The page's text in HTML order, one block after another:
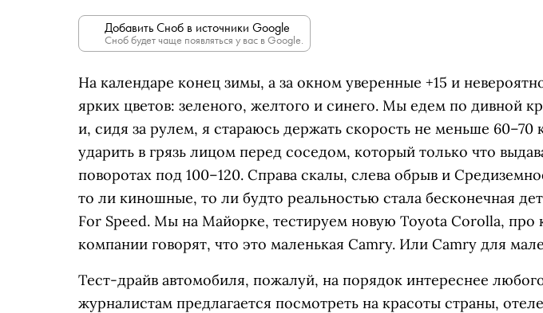
Добавить Сноб в источники Google
Сноб будет чаще появляться у вас в Google.
На календаре конец зимы, а за окном уверенные +15 и
ярких цветов: зеленого, желтого и синего. Мы едем по дивной
и, сидя за рулем, я стараюсь держать скорость не меньше
ударить в грязь лицом перед соседом, который только что
поворотах под 100–120. Справа скалы, слева обрыв и
то ли киношные, то ли будто реальностью стала бесконечная
For Speed. Мы на Майорке, тестируем новую Toyota Corolla, про
компании говорят, что это маленькая Camry. Или Camry для
Тест-драйв автомобиля, пожалуй, на порядок интереснее
журналистам предлагается посмотреть на красоты страны,